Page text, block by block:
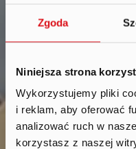
Zgoda
Niniejsza strona
Wykorzystujemy pliki
i reklam, aby oferować
analizować ruch w
korzystasz z naszej